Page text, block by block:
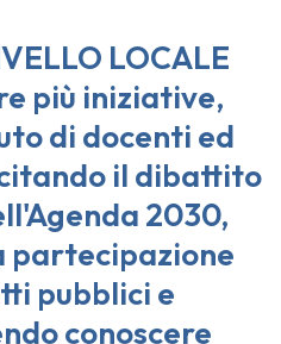
LOCALE
più iniziative,
di docenti ed
il dibattito
2030,
partecipazione
pubblici e
conoscere